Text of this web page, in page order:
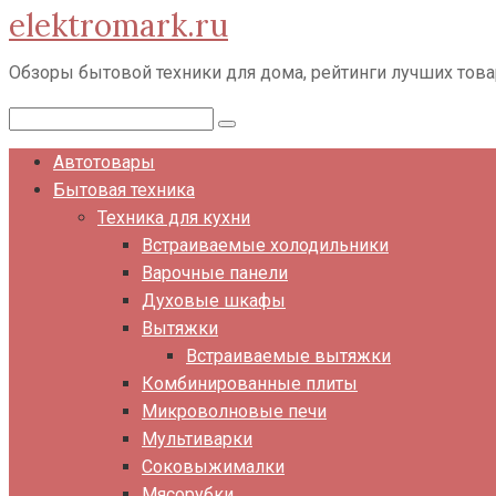
Перейти
к
контенту
elektromark.ru
Обзоры бытовой техники для дома, рейтинги лучших
Автотовары
Бытовая техника
Техника для кухни
Встраиваемые холодильники
Варочные панели
Духовые шкафы
Вытяжки
Встраиваемые вытяжки
Комбинированные плиты
Микроволновые печи
Мультиварки
Соковыжималки